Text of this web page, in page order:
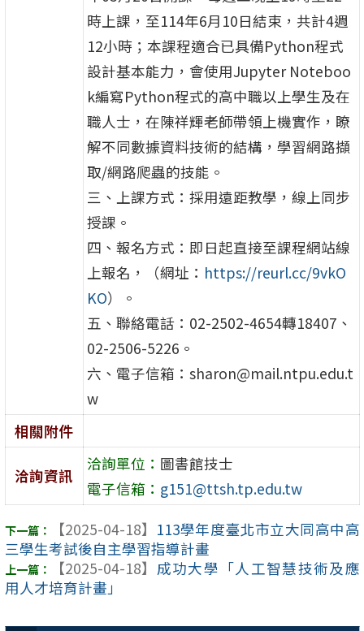
時上課，至114年6月10日結束，共計4週
12小時；本課程適合已具備Python程式
設計基本能力，會使用Jupyter Noteboo
k編寫Python程式的高中職以上學生及在
職人士，在陳祥輝老師帶領上機實作，瞭
解不同數據資料技術的結構，學習網路擷
取/網路爬蟲的技能。
三、上課方式：採用遠距教學，線上同步
授課。
四、報名方式：即日起直接至課程網站線
上報名，（網址： https://reurl.cc/9vkO
KO）。
五、聯絡電話：02-2502-4654轉18407、
02-2506-5226。
六、電子信箱：sharon@mail.ntpu.edu.t
w
相關附件
洽詢資訊
洽詢單位： 圖書館技士
電子信箱： g151@ttsh.tp.edu.tw
【2025-04-18】 113學年度臺北市立大同高中高
三學生考試後自主學習指導計畫
【2025-04-18】 成功大學「人工智慧技術及應
用人才培育計畫」